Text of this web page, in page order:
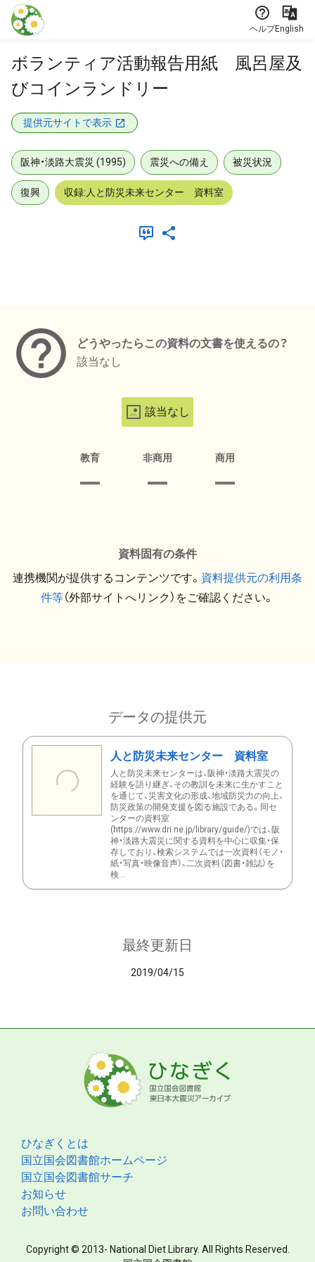
本文に飛ぶ
ヘルプEnglish
ボランティア活動報告用紙 風呂屋及
びコインランドリー
提供元サイトで表示
阪神・淡路大震災 (1995) 震災への備え 被災状況
復興 収録:人と防災未来センター 資料室
どうやったらこの資料の文書を使えるの？
該当なし
該当なし
教育 非商用 商用
資料固有の条件
連携機関が提供するコンテンツです。 資料提供元の利用条
件等（外部サイトへリンク）をご確認ください。
データの提供元
人と防災未来センター 資料室
人と防災未来センターは、阪神・淡路大震災の
経験を語り継ぎ、その教訓を未来に生かすこと
を通じて、災害文化の形成、地域防災力の向上、
防災政策の開発支援を図る施設である。同セ
ンターの資料室
(https://www.dri.ne.jp/library/guide/)では、阪
神・淡路大震災に関する資料を中心に収集・保
存しており、検索システムでは一次資料（モノ・
紙・写真・映像音声）、二次資料（図書・雑誌）を
検...
最終更新日
2019/04/15
ひなぎくとは
国立国会図書館ホームページ
国立国会図書館サーチ
お知らせ
お問い合わせ
Copyright © 2013- National Diet Library. All Rights Reserved.